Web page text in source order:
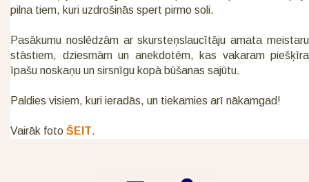
pilna tiem, kuri uzdrošinās spert pirmo soli.
Pasākumu noslēdzām ar skursteņslaucītāju amata meistaru
stāstiem, dziesmām un anekdotēm, kas vakaram piešķīra
īpašu noskaņu un sirsnīgu kopā būšanas sajūtu.
Paldies visiem, kuri ieradās, un tiekamies arī nākamgad!
Vairāk foto ŠEIT.